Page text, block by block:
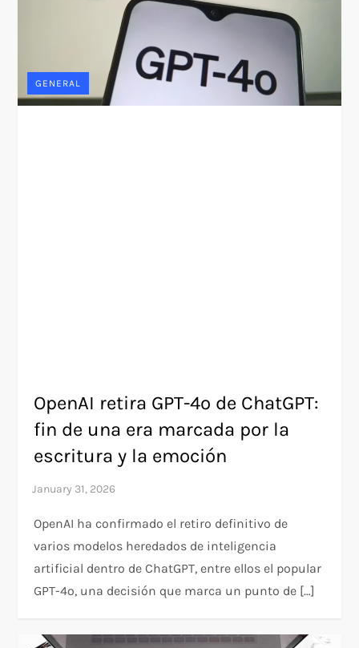
GENERAL
OpenAI retira GPT-4o de ChatGPT:
fin de una era marcada por la
escritura y la emoción
OpenAI ha confirmado el retiro definitivo de
varios modelos heredados de inteligencia
artificial dentro de ChatGPT, entre ellos el popular
GPT-4o, una decisión que marca un punto de […]